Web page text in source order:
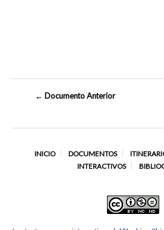
← Documento Anterior
INICIO DOCUMENTOS
INTERACTIVOS